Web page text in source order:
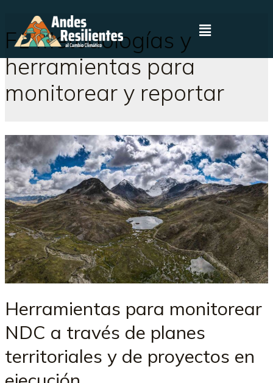
F1 Metodologías y
herramientas para
monitorear y reportar
Herramientas para monitorear
NDC a través de planes
territoriales y de proyectos en